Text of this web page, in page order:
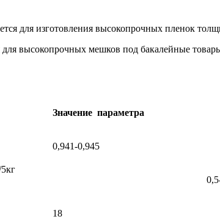
для изготовления высокопрочных пленок
высокопрочных мешков под бакалейные
Значение параметра
0,941-0,945
0,5-
18